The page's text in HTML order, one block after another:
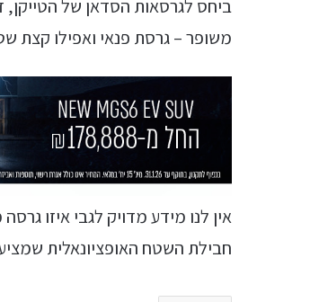
ביחס לגרסאות הסדאן של הטייקן,
משופר – גרסת פנאי ואפילו קצת
חבילת השטח האופציונאלית